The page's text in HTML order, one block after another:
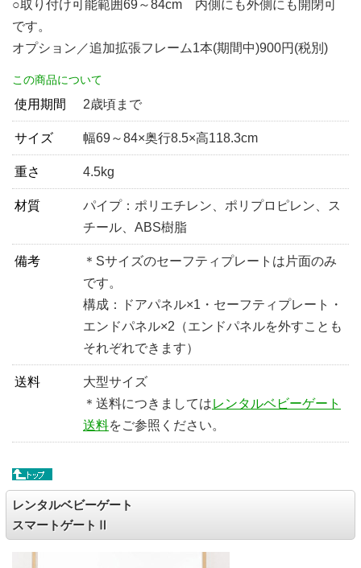
○取り付け可能範囲69～84cm 内側にも外側にも開閉可
です。
オプション／追加拡張フレーム1本(期間中)900円(税別)
この商品について
使用期間 2歳頃まで
サイズ 幅69～84×奥行8.5×高118.3cm
重さ 4.5kg
材質
パイプ：ポリエチレン、ポリプロピレン、ス
チール、ABS樹脂
備考
＊Sサイズのセーフティプレートは片面のみ
です。
構成：ドアパネル×1・セーフティプレート・
エンドパネル×2（エンドパネルを外すことも
それぞれできます）
送料
大型サイズ
＊送料につきましてはレンタルベビーゲート
送料をご参照ください。
レンタルベビーゲート
スマートゲートⅡ